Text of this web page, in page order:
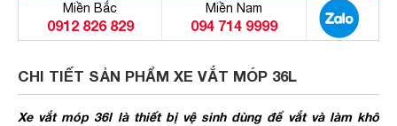
Miền Bắc
0912 826 829
Miền Nam
094 714 9999
CHI TIẾT SẢN PHẨM XE VẮT MÓP 36L
Xe vắt móp 36l là thiết bị vệ sinh dùng để vắt và làm khô